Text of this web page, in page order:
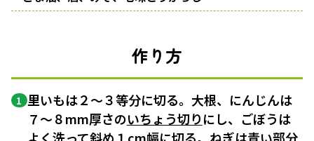
作り方
1 里いもは２〜３等分に切る。大根、にんじんは
７〜８mm厚さのいちょう切りにし、ごぼうは